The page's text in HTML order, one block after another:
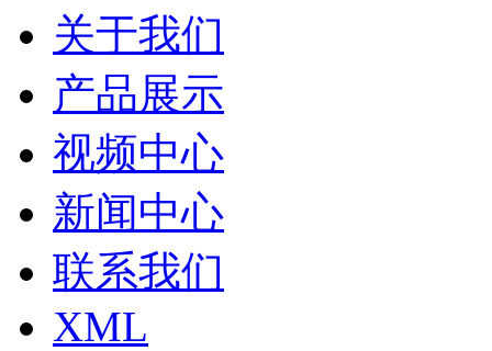
关于我们
产品展示
视频中心
新闻中心
联系我们
XML